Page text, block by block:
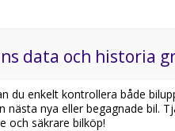
data och historia
du enkelt kontrollera både
nästa nya eller begagnade bil.
och säkrare bilköp!